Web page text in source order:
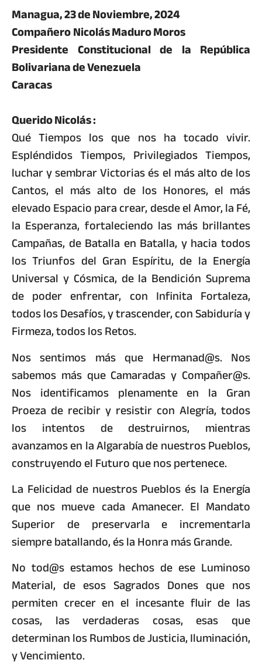
Managua, 23 de Noviembre, 2024
CompañeroNicolás Maduro Moros
Presidente Constitucional de la República
Bolivariana de Venezuela
Caracas
Querido Nicolás :
Qué Tiempos los que nos ha tocado vivir.
Espléndidos Tiempos, Privilegiados Tiempos,
luchar y sembrar Victorias és el más alto de los
Cantos, el más alto de los Honores, el más
elevado Espacio para crear, desde el Amor, la Fé,
la Esperanza, fortaleciendo las más brillantes
Campañas, de Batalla en Batalla, y hacia todos
los Triunfos del Gran Espíritu, de la Energía
Universal y Cósmica, de la Bendición Suprema
de poder enfrentar, con Infinita Fortaleza,
todos los Desafíos, y trascender, con Sabiduría y
Firmeza, todos los Retos.
Nos sentimos más que Hermanad@s. Nos
sabemos más que Camaradas y Compañer@s.
Nos identificamos plenamente en la Gran
Proeza de recibir y resistir con Alegría, todos
los intentos de destruirnos, mientras
avanzamos en la Algarabía de nuestros Pueblos,
construyendo el Futuro que nos pertenece.
La Felicidad de nuestros Pueblos és la Energía
que nos mueve cada Amanecer. El Mandato
Superior de preservarla e incrementarla
siempre batallando, és la Honra más Grande.
No tod@s estamos hechos de ese Luminoso
Material, de esos Sagrados Dones que nos
permiten crecer en el incesante fluir de las
cosas, las verdaderas cosas, esas que
determinan los Rumbos de Justicia, Iluminación,
y Vencimiento.